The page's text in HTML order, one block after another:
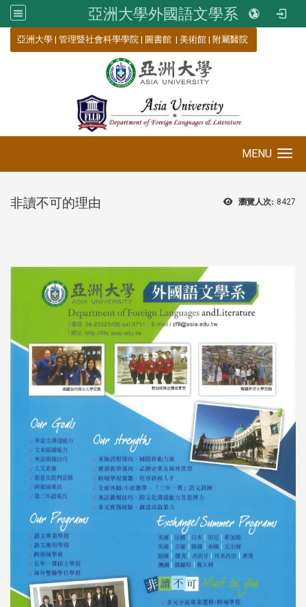
亞洲大學外國語文學系
亞洲大學 | 管理暨社會科學學院 | 圖書館 | 美術館 | 附屬醫院
MENU
瀏覽人次: 8427
非讀不可的理由